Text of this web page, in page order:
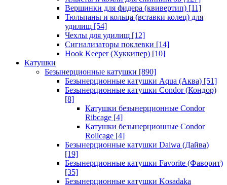
Вершинки для фидера (квивертип) [11]
Тюльпаны и кольца (вставки колец) для
удилищ [54]
Чехлы для удилищ [12]
Сигнализаторы поклевки [14]
Hook Keeper (Хуккипер) [10]
Катушки
Безынерционные катушки [890]
Безынерционные катушки Aqua (Аква) [51]
Безынерционные катушки Condor (Кондор)
[8]
Катушки безынерционные Condor
Ribcage [4]
Катушки безынерционные Condor
Rollcage [4]
Безынерционные катушки Daiwa (Дайва)
[19]
Безынерционные катушки Favorite (Фаворит)
[35]
Безынерционные катушки Kosadaka